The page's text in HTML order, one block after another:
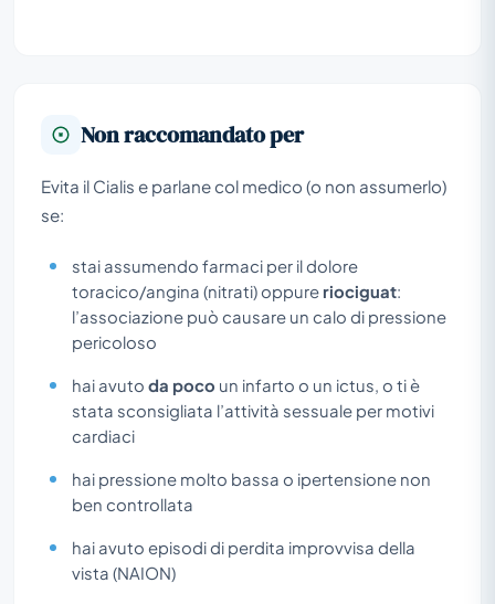
Non raccomandato per
Evita il Cialis e parlane col medico (o non assumerlo)
se:
stai assumendo farmaci per il dolore
toracico/angina (nitrati) oppure riociguat:
l’associazione può causare un calo di pressione
pericoloso
hai avuto da poco un infarto o un ictus, o ti è
stata sconsigliata l’attività sessuale per motivi
cardiaci
hai pressione molto bassa o ipertensione non
ben controllata
hai avuto episodi di perdita improvvisa della
vista (NAION)